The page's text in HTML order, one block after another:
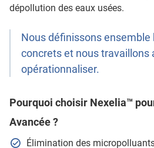
dépollution des eaux usées.
Nous définissons
concrets et nous travaillons
opérationnaliser.
Pourquoi choisir Nexelia™
Avancée ?
Élimination des